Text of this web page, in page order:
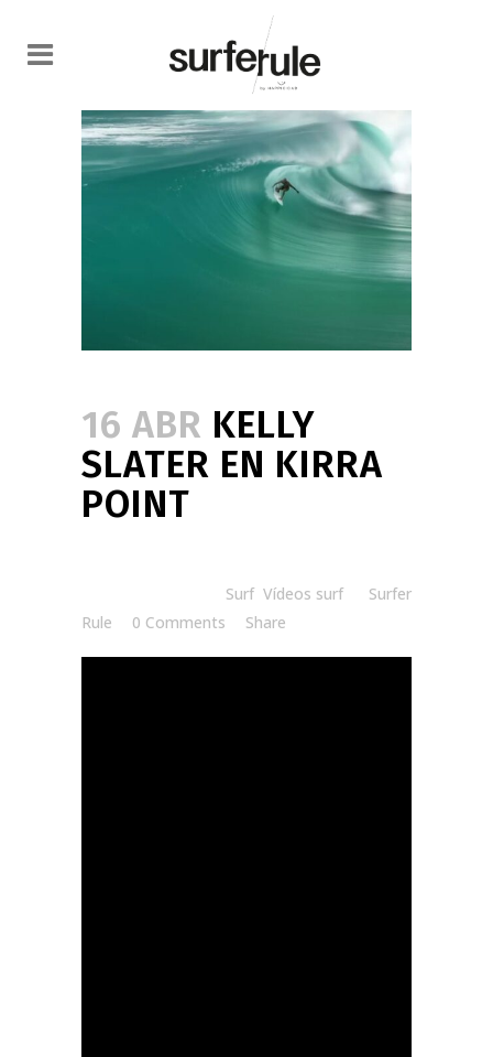
16 ABR KELLY
SLATER EN KIRRA
POINT
Surf Vídeos surf
Surfer
Rule
0 Comments Share